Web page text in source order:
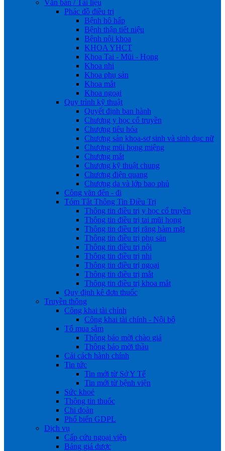
Văn bản / Tài liệu
Phác đồ điều trị
Bệnh hô hấp
Bệnh thận tiết niệu
Bệnh nội khoa
KHOA YHCT
Khoa Tai - Mũi - Họng
Khoa nhi
Khoa phụ sản
Khoa mắt
Khoa ngoại
Quy trình kỹ thuật
Quyết định ban hành
Chương y học cổ truyền
Chương tiêu hóa
Chương sản khoa-sơ sinh và sinh dục nữ
Chương mũi họng miệng
Chương mắt
Chương kỹ thuật chung
Chương điện quang
Chương da và lớp bao phủ
Công văn đến - đi
Tóm Tắt Thông Tin Điều Trị
Thông tin điều trị y học cổ truyền
Thông tin điều trị tai mũi họng
Thông tin điều trị răng hàm mặt
Thông tin điều trị phụ sản
Thông tin điều trị nội
Thông tin điều trị nhi
Thông tin điều trị ngoại
Thông tin điều trị mắt
Thông tin điều trị khoa mắt
Quy định kê đơn thuốc
Truyền thông
Công khai tài chính
Công khai tài chính - Nội bộ
Tổ mua sắm
Thông báo mời chào giá
Thông báo mời thầu
Cải cách hành chính
Tin tức
Tin mới từ Sở Y Tế
Tin mới từ bệnh viện
Sức khoẻ
Thông tin thuốc
Chi đoàn
Phổ biến GDPL
Dịch vụ
Cấp cứu ngoại viện
Bảng giá dược